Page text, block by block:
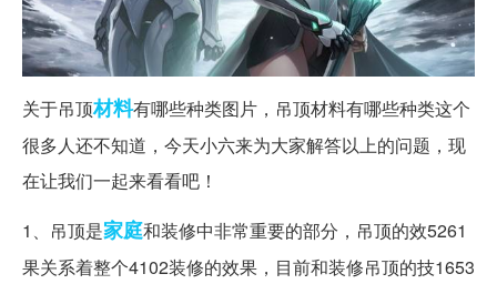
关于吊顶材料有哪些种类图片，吊顶材料有哪些种类这个
很多人还不知道，今天小六来为大家解答以上的问题，现
在让我们一起来看看吧！
1、吊顶是家庭和装修中非常重要的部分，吊顶的效5261
果关系着整个4102装修的效果，目前和装修吊顶的技1653